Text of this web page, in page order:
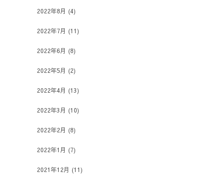
2022年8月 (4)
2022年7月 (11)
2022年6月 (8)
2022年5月 (2)
2022年4月 (13)
2022年3月 (10)
2022年2月 (8)
2022年1月 (7)
2021年12月 (11)